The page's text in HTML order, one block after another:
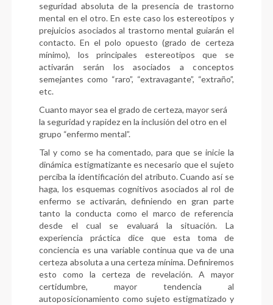
seguridad absoluta de la presencia de trastorno
mental en el otro. En este caso los estereotipos y
prejuicios asociados al trastorno mental guiarán el
contacto. En el polo opuesto (grado de certeza
mínimo), los principales estereotipos que se
activarán serán los asociados a conceptos
semejantes como “raro”, “extravagante”, “extraño”,
etc.
Cuanto mayor sea el grado de certeza, mayor será
la seguridad y rapidez en la inclusión del otro en el
grupo “enfermo mental”.
Tal y como se ha comentado, para que se inicie la
dinámica estigmatizante es necesario que el sujeto
perciba la identificación del atributo. Cuando así se
haga, los esquemas cognitivos asociados al rol de
enfermo se activarán, definiendo en gran parte
tanto la conducta como el marco de referencia
desde el cual se evaluará la situación. La
experiencia práctica dice que esta toma de
conciencia es una variable continua que va de una
certeza absoluta a una certeza mínima. Definiremos
esto como la certeza de revelación. A mayor
certidumbre, mayor tendencia al
autoposicionamiento como sujeto estigmatizado y